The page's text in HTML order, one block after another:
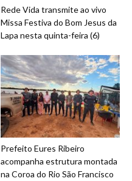
Rede Vida transmite ao vivo
Missa Festiva do Bom Jesus da
Lapa nesta quinta-feira (6)
Prefeito Eures Ribeiro
acompanha estrutura montada
na Coroa do Rio São Francisco